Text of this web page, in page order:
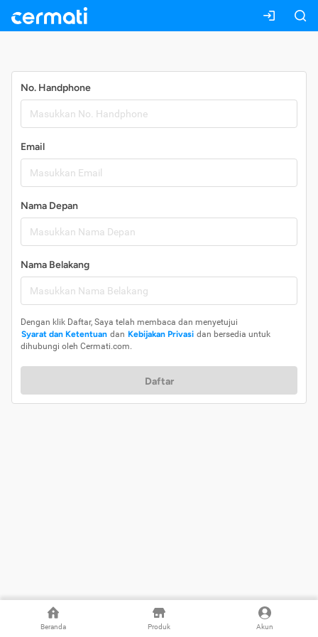
Beranda Produk Akun
No. Handphone
Email
Nama Depan
Nama Belakang
Dengan klik Daftar, Saya telah membaca dan menyetujui
Syarat dan Ketentuan dan Kebijakan Privasi dan bersedia untuk
dihubungi oleh Cermati.com.
Daftar